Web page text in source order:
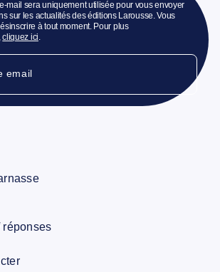
mail sera uniquement utilisée pour vous envoyer
sur les actualités des éditions Larousse. Vous
à tout moment. Pour plus
cliquez ici
email
réponses